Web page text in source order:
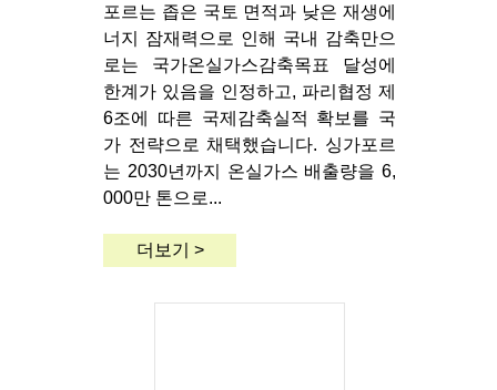
포르는 좁은 국토 면적과 낮은 재생에
너지 잠재력으로 인해 국내 감축만으
로는 국가온실가스감축목표 달성에
한계가 있음을 인정하고, 파리협정 제
6조에 따른 국제감축실적 확보를 국
가 전략으로 채택했습니다. 싱가포르
는 2030년까지 온실가스 배출량을 6,
000만 톤으로...
더보기 >